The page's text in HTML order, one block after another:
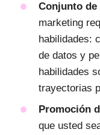
Conjunto de
marketing
habilidades:
de datos y
habilidades
trayectorias
Promoción
que usted